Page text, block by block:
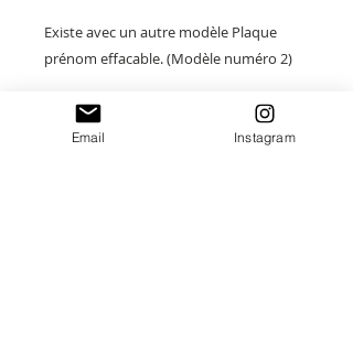
Existe avec un autre modèle Plaque
prénom effacable. (Modèle numéro 2)
2 Etiquettes bois magnetiques "mon
premier jour" "mon dernier jour"
Email Instagram